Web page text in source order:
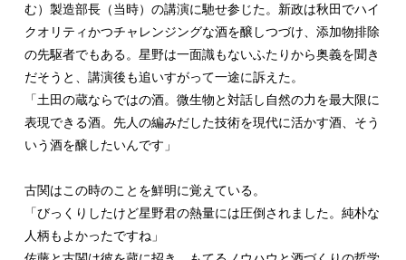
む）製造部長（当時）の講演に馳せ参じた。新政は秋田でハイ
クオリティかつチャレンジングな酒を醸しつづけ、添加物排除
の先駆者でもある。星野は一面識もないふたりから奥義を聞き
だそうと、講演後も追いすがって一途に訴えた。
「土田の蔵ならではの酒。微生物と対話し自然の力を最大限に
表現できる酒。先人の編みだした技術を現代に活かす酒、そう
いう酒を醸したいんです」
古関はこの時のことを鮮明に覚えている。
「びっくりしたけど星野君の熱量には圧倒されました。純朴な
人柄もよかったですね」